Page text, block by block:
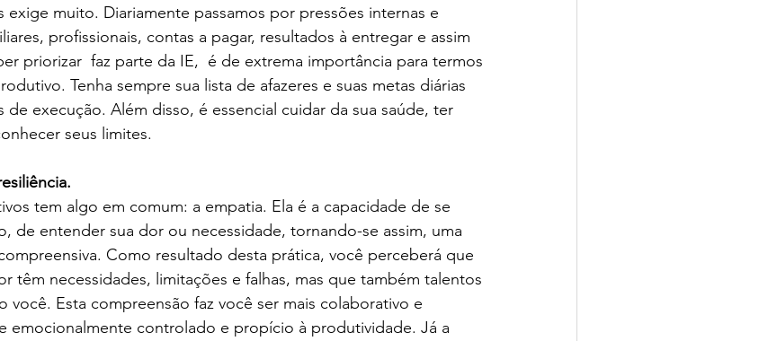
exige muito. Diariamente passamos por pressões internas e
profissionais, contas a pagar, resultados à entregar e assim
priorizar  faz parte da IE,  é de extrema importância para termos
Tenha sempre sua lista de afazeres e suas metas diárias
de execução. Além disso, é essencial cuidar da sua saúde, ter
seus limites.
tem algo em comum: a empatia. Ela é a capacidade de se
de entender sua dor ou necessidade, tornando-se assim, uma
Como resultado desta prática, você perceberá que
têm necessidades, limitações e falhas, mas que também talentos
você. Esta compreensão faz você ser mais colaborativo e
emocionalmente controlado e propício à produtividade. Já a